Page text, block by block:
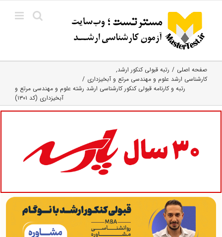
content
صفحه اصلی
رتبه قبولی کنکور ارشد
کارشناسی ارشد علوم و مهندسی مرتع و آبخیزداری
رتبه و کارنامه قبولی کنکور کارشناسی ارشد رشته علوم و مهندسی مرتع و
آبخیزداری (کد ۱۳۰۱)